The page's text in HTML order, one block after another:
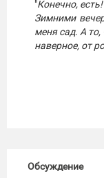
"Конечно, есть!
Зимними
меня сад. А то,
наверное, от
Обсуждение